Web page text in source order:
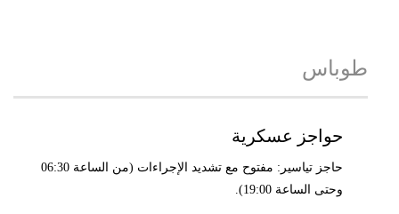
طوباس
حواجز عسكرية
حاجز تياسير: مفتوح مع تشديد الإجراءات (من الساعة 06:30
وحتى الساعة 19:00).